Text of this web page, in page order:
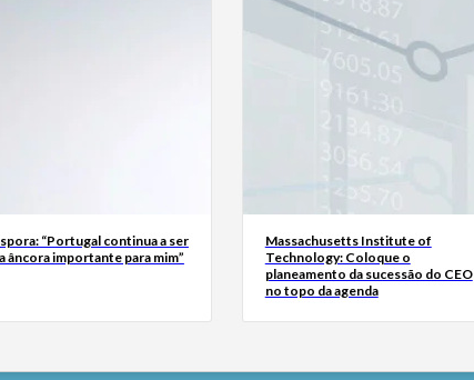
“Portugal continua a ser
âncora importante para mim”
Massachusetts Institute of
Technology: Coloque o
planeamento da sucessão do CEO
no topo da agenda